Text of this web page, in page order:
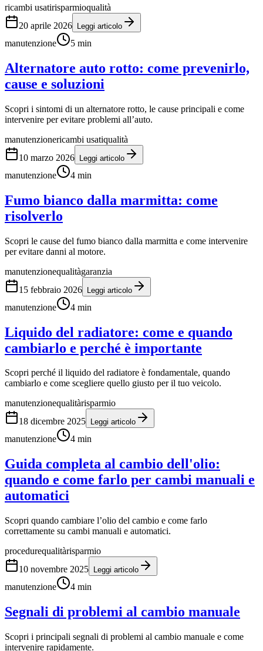
ricambi usatirisparmioqualità
20 aprile 2026
Leggi articolo
manutenzione 5 min
Alternatore auto rotto: come prevenirlo,
cause e soluzioni
Scopri i sintomi di un alternatore rotto, le cause principali e come
intervenire per evitare problemi all’auto.
manutenzionericambi usatiqualità
10 marzo 2026
Leggi articolo
manutenzione 4 min
Fumo bianco dalla marmitta: come
risolverlo
Scopri le cause del fumo bianco dalla marmitta e come intervenire
per evitare danni al motore.
manutenzionequalitàgaranzia
15 febbraio 2026 Leggi articolo
manutenzione 4 min
Liquido del radiatore: come e quando
cambiarlo e perché è importante
Scopri perché il liquido del radiatore è fondamentale, quando
cambiarlo e come scegliere quello giusto per il tuo veicolo.
manutenzionequalitàrisparmio
18 dicembre 2025
Leggi articolo
manutenzione 4 min
Guida completa al cambio dell'olio:
quando e come farlo per cambi manuali e
automatici
Scopri quando cambiare l’olio del cambio e come farlo
correttamente su cambi manuali e automatici.
procedurequalitàrisparmio
10 novembre 2025
Leggi articolo
manutenzione 4 min
Segnali di problemi al cambio manuale
Scopri i principali segnali di problemi al cambio manuale e come
intervenire rapidamente.